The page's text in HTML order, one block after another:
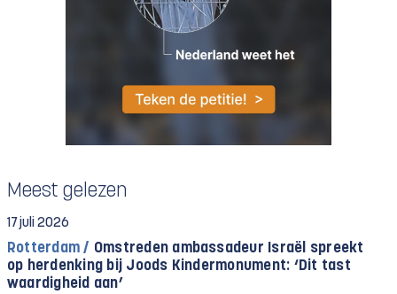
Meest gelezen
17 juli 2026
Rotterdam / Omstreden ambassadeur Israël spreekt
op herdenking bij Joods Kindermonument: ‘Dit tast
waardigheid aan’